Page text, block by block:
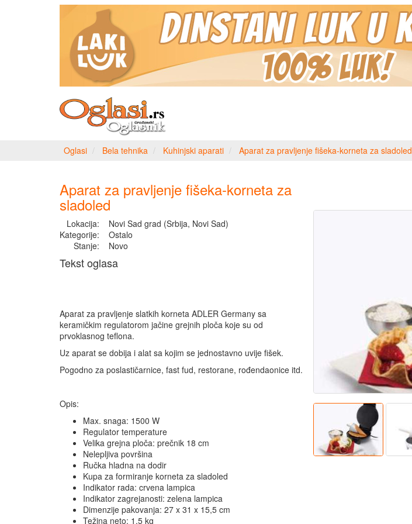
Oglasi Bela tehnika Kuhinjski aparati Aparat za pravljenje fišeka-korneta za sladoled
Aparat za pravljenje fišeka-korneta za
sladoled
Lokacija:
Novi Sad grad (Srbija, Novi Sad)
Kategorije:
Ostalo
Stanje:
Novo
Tekst oglasa
Aparat za pravljenje slatkih korneta ADLER Germany sa
keramičkim regulatorom jačine grejnih ploča koje su od
prvoklasnog teflona.
Uz aparat se dobija i alat sa kojim se jednostavno uvije fišek.
Pogodno za poslastičarnice, fast fud, restorane, rođendaonice itd.
Opis:
Max. snaga: 1500 W
Regulator temperature
Velika grejna ploča: prečnik 18 cm
Nelepljiva površina
Ručka hladna na dodir
Kupa za formiranje korneta za sladoled
Indikator rada: crvena lampica
Indikator zagrejanosti: zelena lampica
Dimenzije pakovanja: 27 x 31 x 15,5 cm
Težina neto: 1,5 kg